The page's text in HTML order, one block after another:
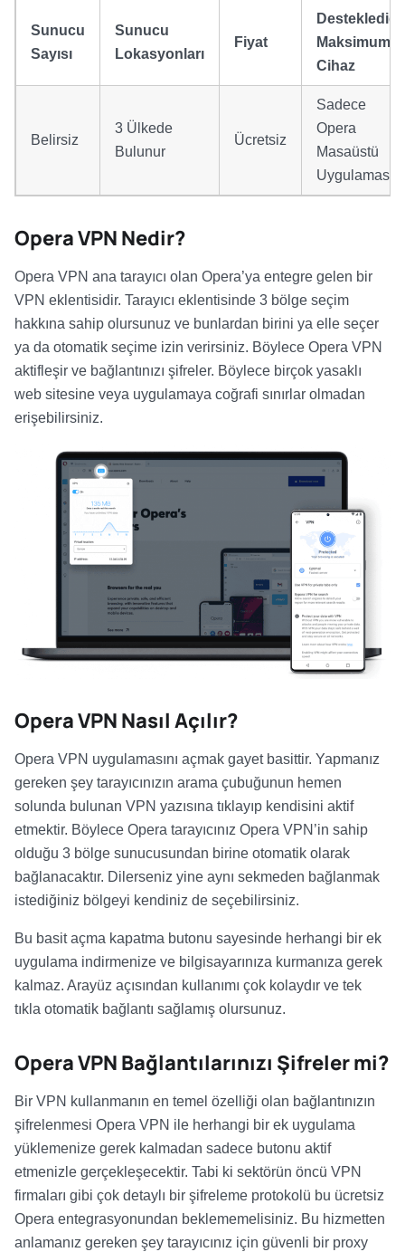
Sunucu
Sayısı
Sunucu
Lokasyonları
Fiyat
Desteklediği
Maksimum
Cihaz
Belirsiz
3 Ülkede
Bulunur
Ücretsiz
Sadece
Opera
Masaüstü
Uygulaması
Opera VPN Nedir?
Opera VPN ana tarayıcı olan Opera’ya entegre gelen bir
VPN eklentisidir. Tarayıcı eklentisinde 3 bölge seçim
hakkına sahip olursunuz ve bunlardan birini ya elle seçer
ya da otomatik seçime izin verirsiniz. Böylece Opera VPN
aktifleşir ve bağlantınızı şifreler. Böylece birçok yasaklı
web sitesine veya uygulamaya coğrafi sınırlar olmadan
erişebilirsiniz.
Opera VPN Nasıl Açılır?
Opera VPN uygulamasını açmak gayet basittir. Yapmanız
gereken şey tarayıcınızın arama çubuğunun hemen
solunda bulunan VPN yazısına tıklayıp kendisini aktif
etmektir. Böylece Opera tarayıcınız Opera VPN’in sahip
olduğu 3 bölge sunucusundan birine otomatik olarak
bağlanacaktır. Dilerseniz yine aynı sekmeden bağlanmak
istediğiniz bölgeyi kendiniz de seçebilirsiniz.
Bu basit açma kapatma butonu sayesinde herhangi bir ek
uygulama indirmenize ve bilgisayarınıza kurmanıza gerek
kalmaz. Arayüz açısından kullanımı çok kolaydır ve tek
tıkla otomatik bağlantı sağlamış olursunuz.
Opera VPN Bağlantılarınızı Şifreler mi?
Bir VPN kullanmanın en temel özelliği olan bağlantınızın
şifrelenmesi Opera VPN ile herhangi bir ek uygulama
yüklemenize gerek kalmadan sadece butonu aktif
etmenizle gerçekleşecektir. Tabi ki sektörün öncü VPN
firmaları gibi çok detaylı bir şifreleme protokolü bu ücretsiz
Opera entegrasyonundan beklememelisiniz. Bu hizmetten
anlamanız gereken şey tarayıcınız için güvenli bir proxy